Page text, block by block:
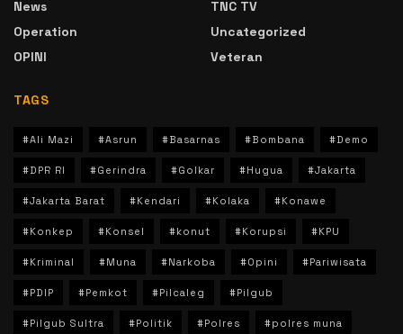
News
Operation
OPINI
TNC TV
Uncategorized
Veteran
TAGS
#Ali Mazi #Asrun #Basarnas #Bombana #Demo
#DPR RI #Gerindra #Golkar #Hugua #Jakarta
#Jakarta Barat #Kendari #Kolaka #Konawe
#Konkep #Konsel #konut #Korupsi #KPU
#Kriminal #Muna #Narkoba #Opini #Pariwisata
#PDIP #Pemkot #Pilcaleg #Pilgub
#Pilgub Sultra #Politik #Polres #polres muna